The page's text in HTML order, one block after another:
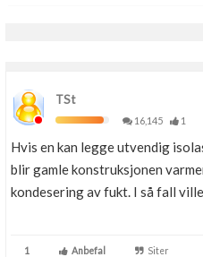
TSt
16,145
1
Hvis en kan legge utvendig
blir gamle konstruksjonen
kondesering av fukt. I så fall
1 Anbefal Siter